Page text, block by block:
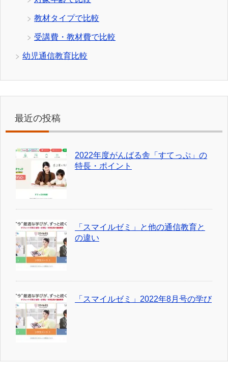
教材タイプで比較
受講費・教材費で比較
幼児通信教育比較
最近の投稿
2022年度がんばる舎「すてっぷ」の
特長・ポイント
「スマイルゼミ」と他の通信教育と
の違い
「スマイルゼミ」2022年8月号の学び